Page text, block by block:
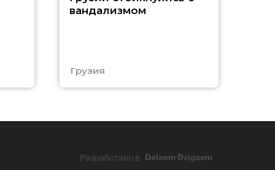
вандализмом
Грузия
Разработано в Delaem Dvigaem